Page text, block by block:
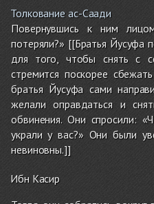
Толкование ас-Саади
Повернувшись к ним
потеряли?» [[Братья Йусуфа
для того, чтобы снять с
стремится поскорее
братья Йусуфа сами
желали оправдаться и
обвинения. Они спросили:
украли у вас?» Они были
невиновны.]]
Ибн Касир